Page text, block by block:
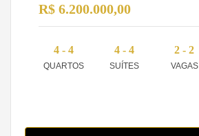
R$ 6.200.000,00
4 - 4
QUARTOS
4 - 4
SUÍTES
2 - 2
VAGAS